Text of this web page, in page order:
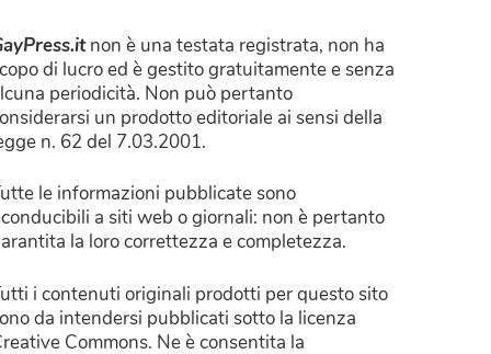
non è una testata registrata, non ha
di lucro ed è gestito gratuitamente e senza
periodicità. Non può pertanto
un prodotto editoriale ai sensi della
n. 62 del 7.03.2001.
le informazioni pubblicate sono
a siti web o giornali: non è pertanto
la loro correttezza e completezza.
i contenuti originali prodotti per questo sito
da intendersi pubblicati sotto la licenza
Commons. Ne è consentita la